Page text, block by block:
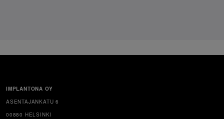
IMPLANTONA OY
ASENTAJANKATU 6
00880 HELSINKI